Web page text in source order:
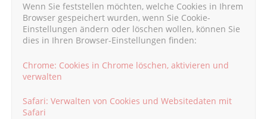
Wenn Sie feststellen möchten, welche Cookies in Ihrem
Browser gespeichert wurden, wenn Sie Cookie-
Einstellungen ändern oder löschen wollen, können Sie
dies in Ihren Browser-Einstellungen finden:
Chrome: Cookies in Chrome löschen, aktivieren und
verwalten
Safari: Verwalten von Cookies und Websitedaten mit
Safari